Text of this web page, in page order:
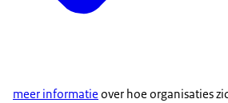
meer informatie over hoe organisaties